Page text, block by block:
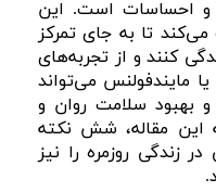
و احساسات است. این
تا به جای تمرکز
کنند و از تجربه‌های
مایندفولنس می‌تواند
بهبود سلامت روان و
این مقاله، شش نکته
زندگی روزمره را نیز